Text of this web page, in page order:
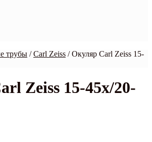
трубы /Carl Zeiss /Окуляр Carl Zeiss 15-
Zeiss 15-45x/20-